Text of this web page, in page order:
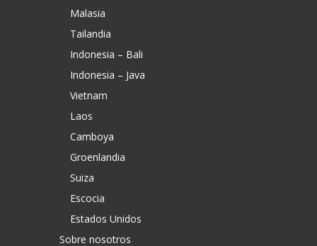
Malasia
Tailandia
Indonesia – Bali
Indonesia – Java
Vietnam
Laos
Camboya
Groenlandia
Suiza
Escocia
Estados Unidos
Sobre nosotros